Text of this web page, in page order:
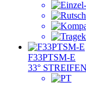
F33PTSM-E
33°